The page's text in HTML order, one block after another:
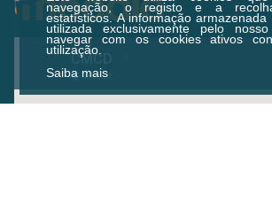
navegação, o registo e a
estatísticos.A informação
utilizada exclusivamente pelo
navegar com os cookies ativos
utilização.
Saiba mais